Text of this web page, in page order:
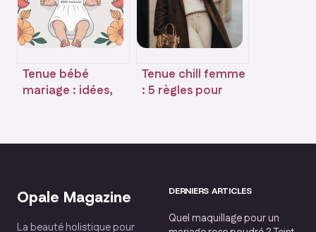
Tenue bébé
mariage : idées,
Tenue chill femme
: 5 règles pour
Opale Magazine
La beauté holistique pour
DERNIERS ARTICLES
Quel maquillage pour un